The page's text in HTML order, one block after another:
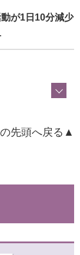
人調査は初―
が1日10分減少
因とは？―2年5
先頭へ戻る▲